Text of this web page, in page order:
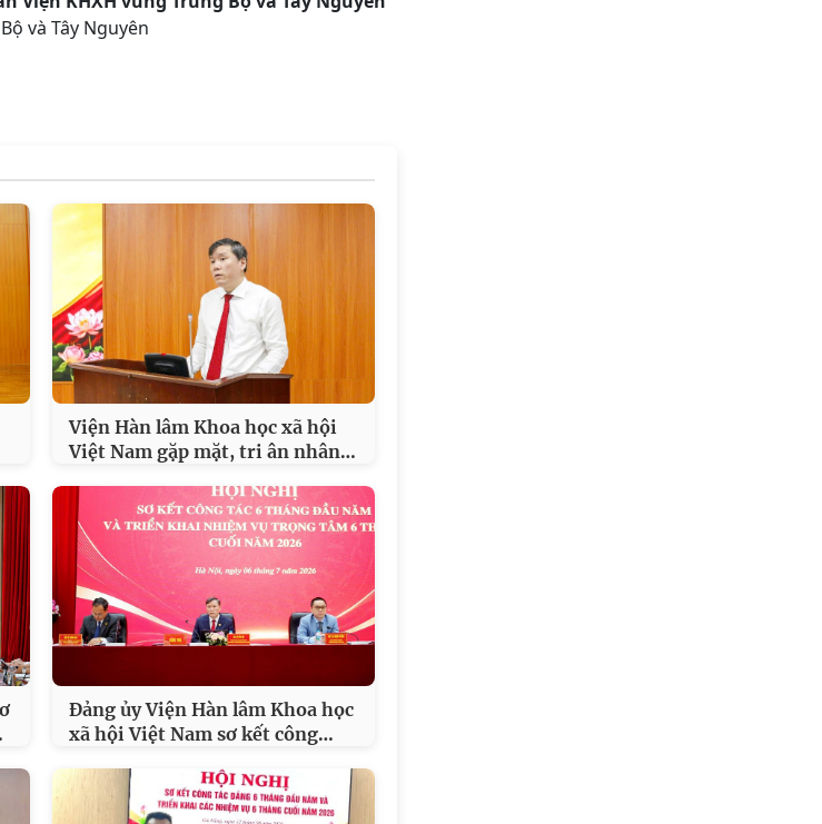
và Tây Nguyên
Viện Hàn lâm Khoa học xã hội
Việt Nam gặp mặt, tri ân nhân…
Đảng ủy Viện Hàn lâm Khoa học
xã hội Việt Nam sơ kết công…